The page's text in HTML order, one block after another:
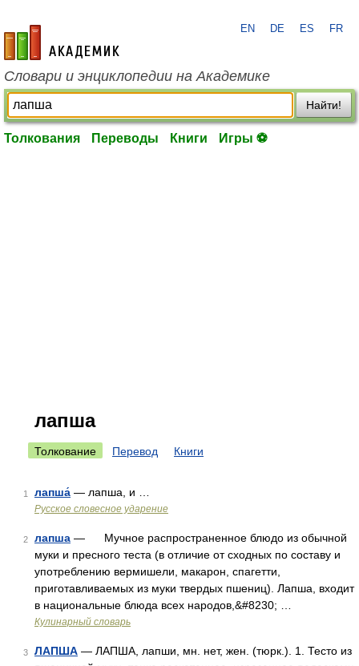
academic.ru
EN DE ES FR
Словари и энциклопедии на Академике
Найти!
Толкования Переводы Книги Игры ⚽
лапша
Толкование Перевод Книги
1 лапша́ — лапша, и …
Русское словесное ударение
2 лапша — Мучное распространенное блюдо из обычной
муки и пресного теста (в отличие от сходных по составу и
употреблению вермишели, макарон, спагетти,
приготавливаемых из муки твердых пшениц). Лапша, входит
в национальные блюда всех народов,&#8230; …
Кулинарный словарь
3 ЛАПША — ЛАПША, лапши, мн. нет, жен. (тюрк.). 1. Тесто из